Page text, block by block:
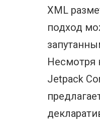
XML
подход
Несмотря
Jetpack